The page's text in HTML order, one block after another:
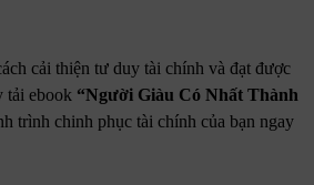
cải thiện tư duy tài chính và đạt được
tải ebook “Người Giàu Có Nhất Thành
trình chinh phục tài chính của bạn ngay